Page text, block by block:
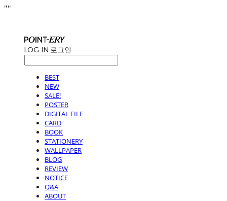
""
LOG IN 로그인
BEST
NEW
SALE!
POSTER
DIGITAL FILE
CARD
BOOK
STATIONERY
WALLPAPER
BLOG
REVIEW
NOTICE
Q&A
ABOUT